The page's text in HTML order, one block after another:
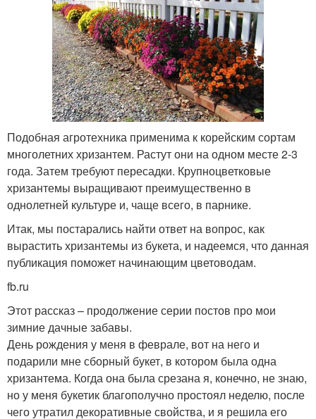
Подобная агротехника применима к корейским сортам
многолетних хризантем. Растут они на одном месте 2-3
года. Затем требуют пересадки. Крупноцветковые
хризантемы выращивают преимущественно в
однолетней культуре и, чаще всего, в парнике.
Итак, мы постарались найти ответ на вопрос, как
вырастить хризантемы из букета, и надеемся, что данная
публикация поможет начинающим цветоводам.
fb.ru
Этот рассказ – продолжение серии постов про мои
зимние дачные забавы.
День рождения у меня в феврале, вот на него и
подарили мне сборный букет, в котором была одна
хризантема. Когда она была срезана я, конечно, не знаю,
но у меня букетик благополучно простоял неделю, после
чего утратил декоративные свойства, и я решила его